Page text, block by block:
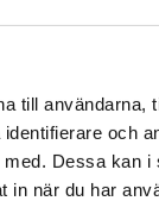
till användarna,
och
Dessa kan
in när du har
skyddat